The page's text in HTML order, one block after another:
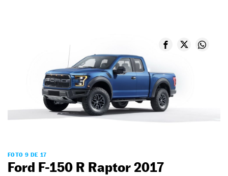
FOTO 9 DE 17
Ford F-150 R Raptor 2017